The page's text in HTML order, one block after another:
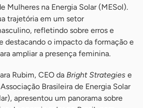
Mulheres na Energia Solar (MESol).
trajetória em um setor
refletindo sobre erros e
destacando o impacto da formação e
ampliar a presença feminina.
Rubim, CEO da Bright Strategies e
Brasileira de Energia Solar
apresentou um panorama sobre